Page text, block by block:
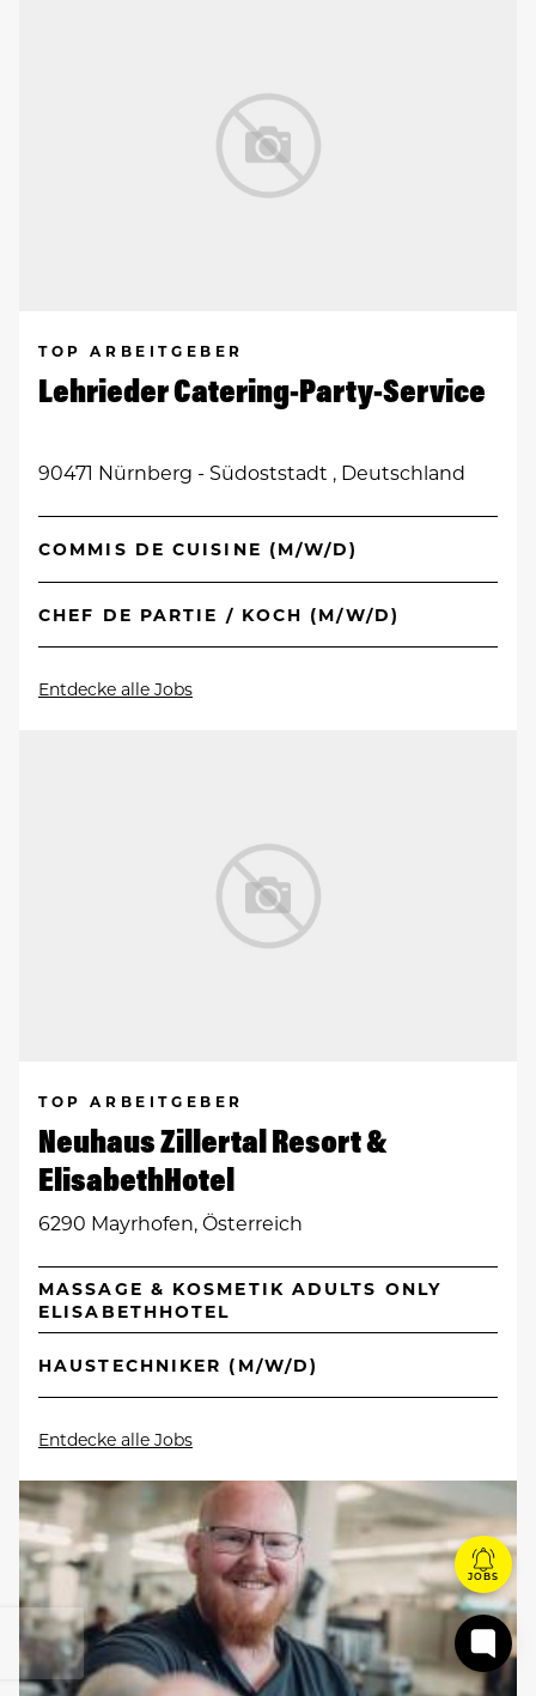
TOP ARBEITGEBER
Lehrieder Catering-Party-Service
90471 Nürnberg - Südoststadt , Deutschland
COMMIS DE CUISINE (M/W/D)
CHEF DE PARTIE / KOCH (M/W/D)
Entdecke alle Jobs
TOP ARBEITGEBER
Neuhaus Zillertal Resort &
ElisabethHotel
6290 Mayrhofen, Österreich
MASSAGE & KOSMETIK ADULTS ONLY
ELISABETHHOTEL
HAUSTECHNIKER (M/W/D)
Entdecke alle Jobs
JOBS